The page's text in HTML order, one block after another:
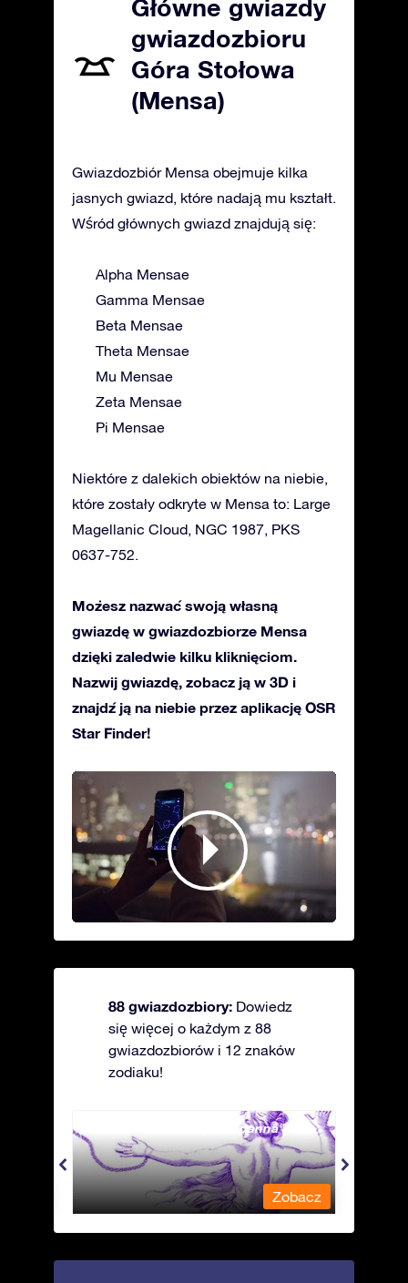
Główne gwiazdy
gwiazdozbioru
Góra Stołowa
(Mensa)
Gwiazdozbiór Mensa obejmuje kilka
jasnych gwiazd, które nadają mu kształt.
Wśród głównych gwiazd znajdują się:
Alpha Mensae
Gamma Mensae
Beta Mensae
Theta Mensae
Mu Mensae
Zeta Mensae
Pi Mensae
Niektóre z dalekich obiektów na niebie,
które zostały odkryte w Mensa to: Large
Magellanic Cloud, NGC 1987, PKS
0637-752.
Możesz nazwać swoją własną
gwiazdę w gwiazdozbiorze Mensa
dzięki zaledwie kilku kliknięciom.
Nazwij gwiazdę, zobacz ją w 3D i
znajdź ją na niebie przez aplikację OSR
Star Finder!
88 gwiazdozbiory: Dowiedz
się więcej o każdym z 88
gwiazdozbiorów i 12 znaków
zodiaku!
Andromeda - Związana panna
Zobacz